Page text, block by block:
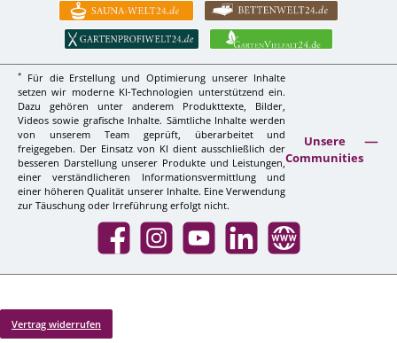
*
Für die Erstellung und Optimierung unserer Inhalte
setzen wir moderne KI-Technologien unterstützend ein.
Dazu gehören unter anderem Produkttexte, Bilder,
Videos sowie grafische Inhalte. Sämtliche Inhalte werden
von unserem Team geprüft, überarbeitet und
freigegeben. Der Einsatz von KI dient ausschließlich der
besseren Darstellung unserer Produkte und Leistungen,
einer verständlicheren Informationsvermittlung und
einer höheren Qualität unserer Inhalte. Eine Verwendung
zur Täuschung oder Irreführung erfolgt nicht.
Unsere
Communities
Facebook InstagramYouTube LinkedIn Website
Vertrag widerrufen